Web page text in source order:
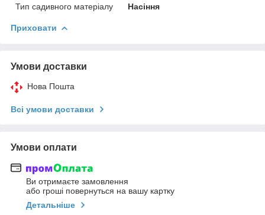
Тип садивного матеріалу Насіння
Приховати
Умови доставки
Нова Пошта
Всі умови доставки
Умови оплати
Ви отримаєте замовлення
або гроші повернуться на вашу картку
Детальніше